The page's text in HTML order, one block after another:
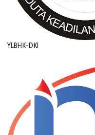
YLBHK-DKI